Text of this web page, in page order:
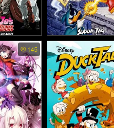
Adventure
พากย์
ข้ามศตวรรษ
าว ภาค2 (2
DuckTales ss2 พาก
เป็ดน้อยผจญภัย ภาค
7)
145